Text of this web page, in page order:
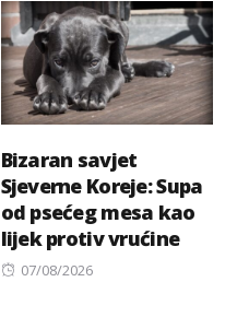
Bizaran savjet
Sjeverne Koreje: Supa
od psećeg mesa kao
lijek protiv vrućine
Posted
07/08/2026